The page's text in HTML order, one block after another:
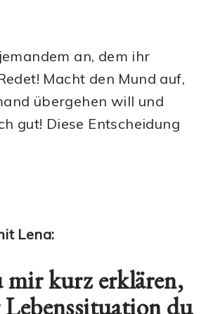
an, dem ihr
Macht den Mund auf,
übergehen will und
gut! Diese Entscheidung
Lena:
mir kurz erklären,
du